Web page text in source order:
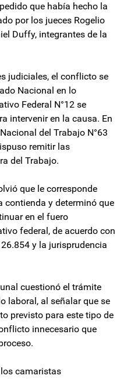
que había hecho la
por los jueces Rogelio
Duffy, integrantes de la
judiciales, el conflicto se
Nacional en lo
Federal N°12 se
intervenir en la causa. En
del Trabajo N°63
remitir las
del Trabajo.
que le corresponde
contienda y determinó que
en el fuero
federal, de acuerdo con
y la jurisprudencia
cuestionó el trámite
laboral, al señalar que se
previsto para este tipo de
innecesario que
camaristas